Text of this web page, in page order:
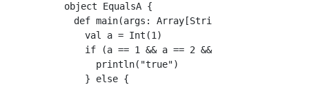
object EqualsA {
  def main(args: Array[String]): Unit = {
    val a = Int(1)
    if (a == 1 && a == 2 && a == 3) {
      println("true")
    } else {